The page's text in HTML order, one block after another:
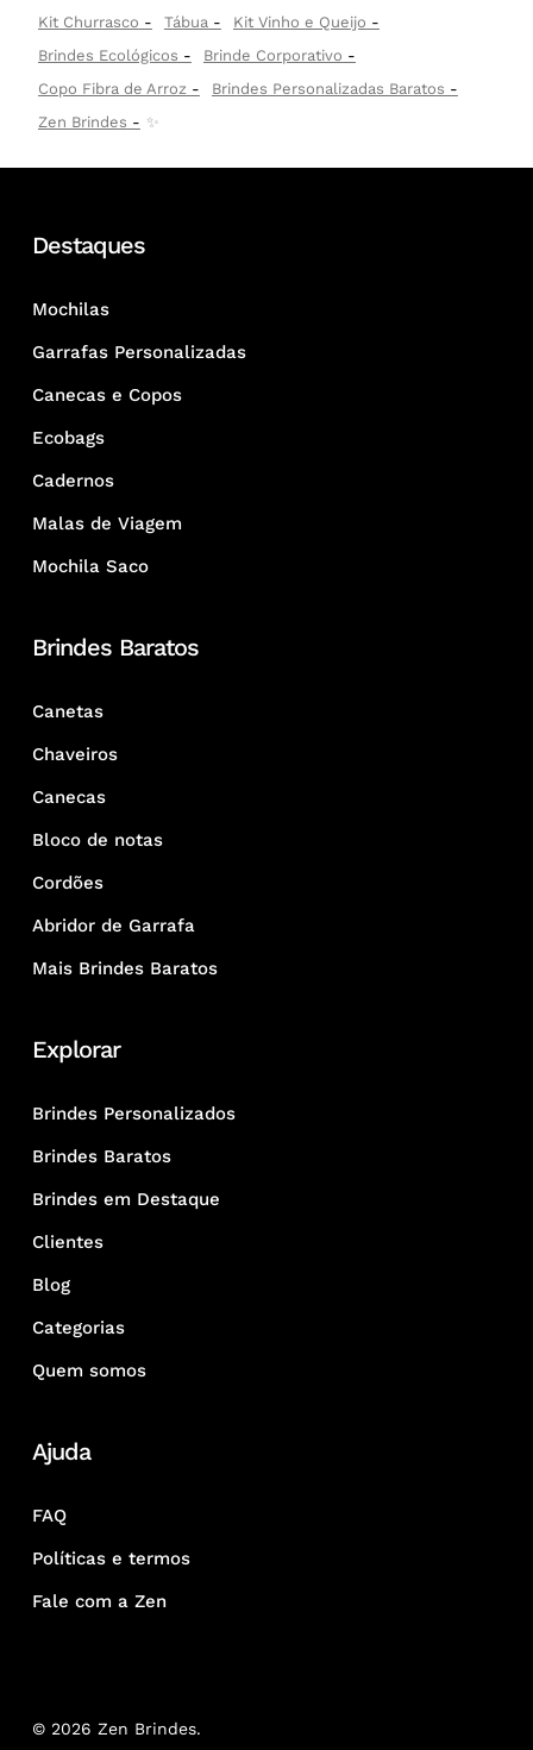
Kit Churrasco
Tábua
Kit Vinho e Queijo
Brindes Ecológicos
Brinde Corporativo
Copo Fibra de Arroz
Brindes Personalizadas Baratos
Zen Brindes
✨
Destaques
Mochilas
Garrafas Personalizadas
Canecas e Copos
Ecobags
Cadernos
Malas de Viagem
Mochila Saco
Brindes Baratos
Canetas
Chaveiros
Canecas
Bloco de notas
Cordões
Abridor de Garrafa
Mais Brindes Baratos
Explorar
Brindes Personalizados
Brindes Baratos
Brindes em Destaque
Clientes
Blog
Categorias
Quem somos
Ajuda
FAQ
Políticas e termos
Fale com a Zen
© 2026 Zen Brindes.